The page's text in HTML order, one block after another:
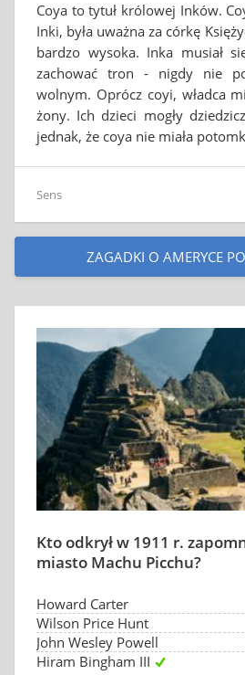
Coya to tytuł królowej Inków.
Inki, była uważna za córkę
bardzo wysoka. Inka musiał
zachować tron - nigdy nie
wolnym. Oprócz coyi, władca
żony. Ich dzieci mogły
jednak, że coya nie miała
Sens
ZAGADKI O AMERYCE
Kto odkrył w 1911 r.
miasto Machu Picchu?
Howard Carter
Wilson Price Hunt
John Wesley Powell
Hiram Bingham III